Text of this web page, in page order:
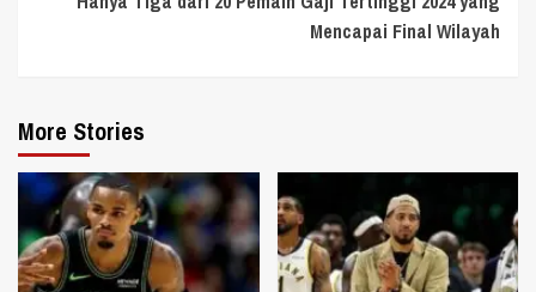
Mencapai Final Wilayah
More Stories